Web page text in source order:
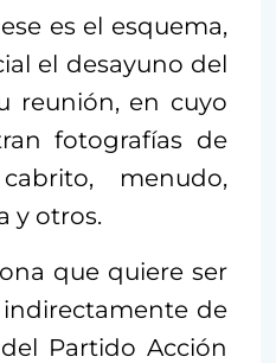
es el esquema,
el desayuno del
reunión, en cuyo
fotografías de
menudo,
y otros.
que quiere ser
de
Partido Acción